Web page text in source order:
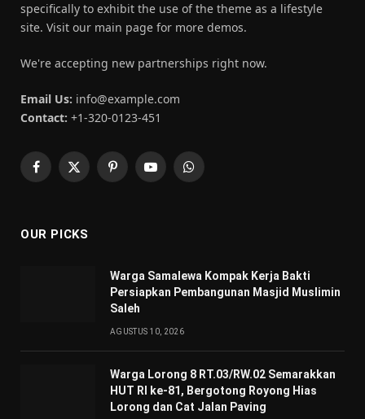
specifically to exhibit the use of the theme as a lifestyle
site. Visit our main page for more demos.
We're accepting new partnerships right now.
Email Us: info@example.com
Contact: +1-320-0123-451
Facebook
X
PinterestYouTubeWhatsApp
OUR PICKS
Warga Samalewa Kompak Kerja Bakti
Persiapkan Pembangunan Masjid Muslimin
Saleh
AGUSTUS 10, 2026
Warga Lorong 8 RT.03/RW.02 Semarakkan
HUT RI ke-81, Bergotong Royong Hias
Lorong dan Cat Jalan Paving